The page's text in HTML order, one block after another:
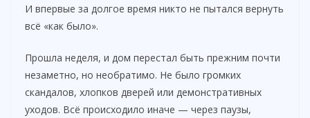
И впервые за долгое время никто не пытался вернуть
всё «как было».
Прошла неделя, и дом перестал быть прежним почти
незаметно, но необратимо. Не было громких
скандалов, хлопков дверей или демонстративных
уходов. Всё происходило иначе — через паузы,